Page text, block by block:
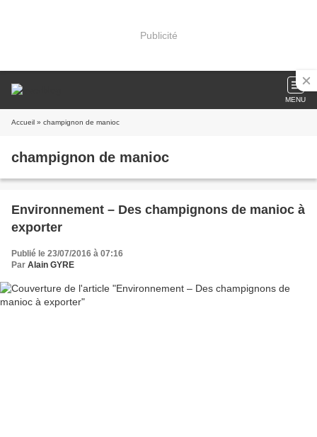
Publicité
MENU
Accueil » champignon de manioc
champignon de manioc
Environnement – Des champignons de manioc à
exporter
Publié le 23/07/2016 à 07:16
Par Alain GYRE